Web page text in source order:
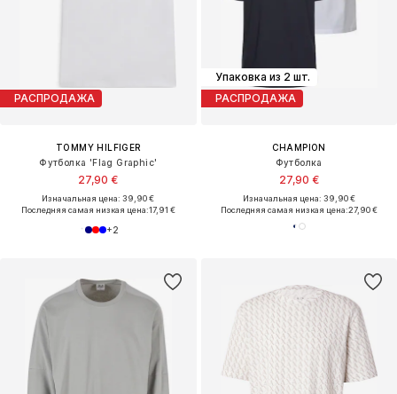
РАСПРОДАЖА
TOMMY HILFIGER
Футболка 'Flag Graphic'
27,90 €
Изначальная цена: 39,90 €
Последняя самая низкая цена:17,91 €
+2
Упаковка из 2 шт.
РАСПРОДАЖА
CHAMPION
Футболка
27,90 €
Изначальная цена: 39,90 €
Последняя самая низкая цена:27,90 €